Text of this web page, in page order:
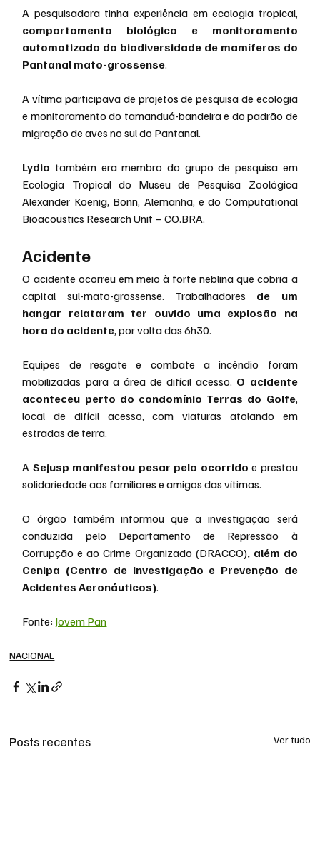
comportamento biológico e monitoramento
automatizado da biodiversidade de mamíferos do
Pantanal mato-grossense.
A vítima participava de projetos de pesquisa de ecologia
e monitoramento do tamanduá-bandeira e do padrão de
migração de aves no sul do Pantanal.
Lydia também era membro do grupo de pesquisa em
Ecologia Tropical do Museu de Pesquisa Zoológica
Alexander Koenig, Bonn, Alemanha, e do Computational
Bioacoustics Research Unit – CO.BRA.
Acidente
O acidente ocorreu em meio à forte neblina que cobria a
capital sul-mato-grossense. Trabalhadores de um
hangar relataram ter ouvido uma explosão na
hora do acidente, por volta das 6h30.
Equipes de resgate e combate a incêndio foram
mobilizadas para a área de difícil acesso. O acidente
aconteceu perto do condomínio Terras do Golfe,
local de difícil acesso, com viaturas atolando em
estradas de terra.
A Sejusp manifestou pesar pelo ocorrido e prestou
solidariedade aos familiares e amigos das vítimas.
O órgão também informou que a investigação será
conduzida pelo Departamento de Repressão à
Corrupção e ao Crime Organizado (DRACCO), além do
Cenipa (Centro de Investigação e Prevenção de
Acidentes Aeronáuticos).
Fonte: Jovem Pan
NACIONAL
Posts recentes Ver tudo